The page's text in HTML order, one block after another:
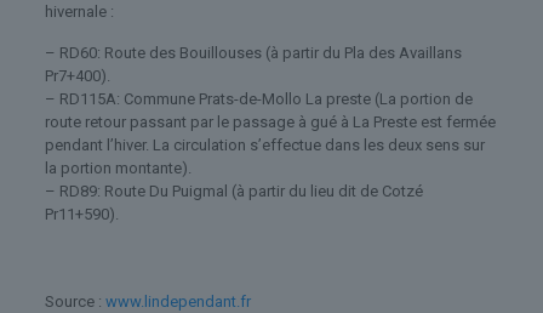
hivernale :
– RD60: Route des Bouillouses (à partir du Pla des Availlans
Pr7+400).
– RD115A: Commune Prats-de-Mollo La preste (La portion de
route retour passant par le passage à gué à La Preste est fermée
pendant l’hiver. La circulation s’effectue dans les deux sens sur
la portion montante).
– RD89: Route Du Puigmal (à partir du lieu dit de Cotzé
Pr11+590).
Source : www.lindependant.fr